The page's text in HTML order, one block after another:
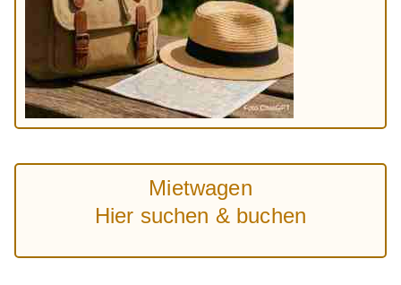
Mietwagen
Hier suchen & buchen